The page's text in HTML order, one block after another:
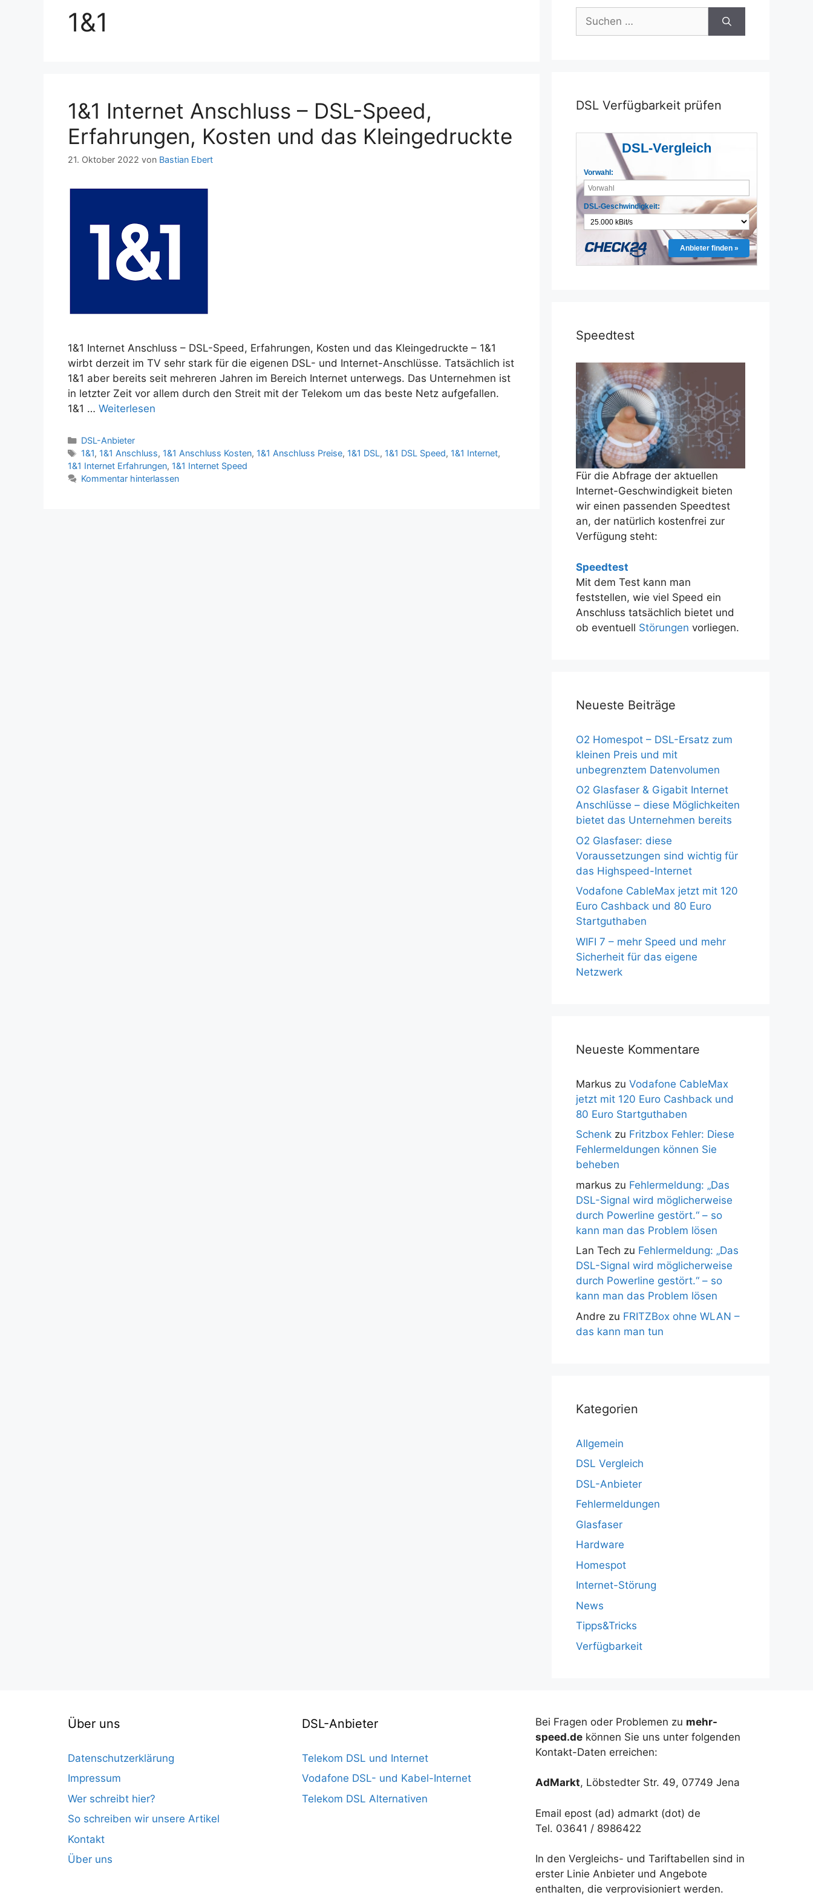
1&1
1&1 Internet Anschluss – DSL-Speed,
Erfahrungen, Kosten und das Kleingedruckte
21. Oktober 2022 von Bastian Ebert
1&1 Internet Anschluss – DSL-Speed, Erfahrungen, Kosten und das Kleingedruckte – 1&1
wirbt derzeit im TV sehr stark für die eigenen DSL- und Internet-Anschlüsse. Tatsächlich ist
1&1 aber bereits seit mehreren Jahren im Bereich Internet unterwegs. Das Unternehmen ist
in letzter Zeit vor allem durch den Streit mit der Telekom um das beste Netz aufgefallen.
1&1 … Weiterlesen
Kategorien
DSL-Anbieter
Schlagwörter
1&1, 1&1 Anschluss, 1&1 Anschluss Kosten, 1&1 Anschluss Preise, 1&1 DSL, 1&1 DSL Speed, 1&1 Internet,
1&1 Internet Erfahrungen, 1&1 Internet Speed
Kommentar hinterlassen
Suchen
nach:
DSL Verfügbarkeit prüfen
DSL-Vergleich
Vorwahl:
DSL-Geschwindigkeit:
Anbieter finden »
Speedtest
Für die Abfrage der aktuellen
Internet-Geschwindigkeit bieten
wir einen passenden Speedtest
an, der natürlich kostenfrei zur
Verfügung steht:
Speedtest
Mit dem Test kann man
feststellen, wie viel Speed ein
Anschluss tatsächlich bietet und
ob eventuell Störungen vorliegen.
Neueste Beiträge
O2 Homespot – DSL-Ersatz zum
kleinen Preis und mit
unbegrenztem Datenvolumen
O2 Glasfaser & Gigabit Internet
Anschlüsse – diese Möglichkeiten
bietet das Unternehmen bereits
O2 Glasfaser: diese
Voraussetzungen sind wichtig für
das Highspeed-Internet
Vodafone CableMax jetzt mit 120
Euro Cashback und 80 Euro
Startguthaben
WIFI 7 – mehr Speed und mehr
Sicherheit für das eigene
Netzwerk
Neueste Kommentare
Markus zu Vodafone CableMax
jetzt mit 120 Euro Cashback und
80 Euro Startguthaben
Schenk zu Fritzbox Fehler: Diese
Fehlermeldungen können Sie
beheben
markus zu Fehlermeldung: „Das
DSL-Signal wird möglicherweise
durch Powerline gestört.“ – so
kann man das Problem lösen
Lan Tech zu Fehlermeldung: „Das
DSL-Signal wird möglicherweise
durch Powerline gestört.“ – so
kann man das Problem lösen
Andre zu FRITZBox ohne WLAN –
das kann man tun
Kategorien
Allgemein
DSL Vergleich
DSL-Anbieter
Fehlermeldungen
Glasfaser
Hardware
Homespot
Internet-Störung
News
Tipps&Tricks
Verfügbarkeit
Über uns
Datenschutzerklärung
Impressum
Wer schreibt hier?
So schreiben wir unsere Artikel
Kontakt
Über uns
DSL-Anbieter
Telekom DSL und Internet
Vodafone DSL- und Kabel-Internet
Telekom DSL Alternativen
Bei Fragen oder Problemen zu mehr-
speed.de können Sie uns unter folgenden
Kontakt-Daten erreichen:
AdMarkt, Löbstedter Str. 49, 07749 Jena
Email epost (ad) admarkt (dot) de
Tel. 03641 / 8986422
In den Vergleichs- und Tariftabellen sind in
erster Linie Anbieter und Angebote
enthalten, die verprovisioniert werden.